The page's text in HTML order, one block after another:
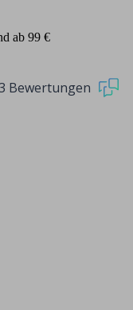
ab 99 €
Bewertungen